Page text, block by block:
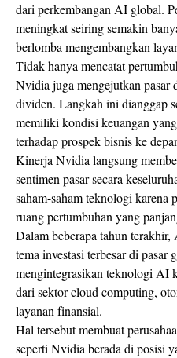
dari perkembangan AI global.
meningkat seiring semakin
berlomba mengembangkan
Tidak hanya mencatat
Nvidia juga mengejutkan pasar
dividen. Langkah ini dianggap
memiliki kondisi keuangan
terhadap prospek bisnis ke
Kinerja Nvidia langsung
sentimen pasar secara
saham-saham teknologi
ruang pertumbuhan yang
Dalam beberapa tahun
tema investasi terbesar di pasar
mengintegrasikan teknologi AI
dari sektor cloud computing,
layanan finansial.
Hal tersebut membuat
seperti Nvidia berada di posisi